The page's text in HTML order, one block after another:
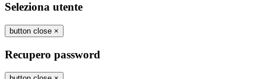
Seleziona utente
button close ×
Recupero password